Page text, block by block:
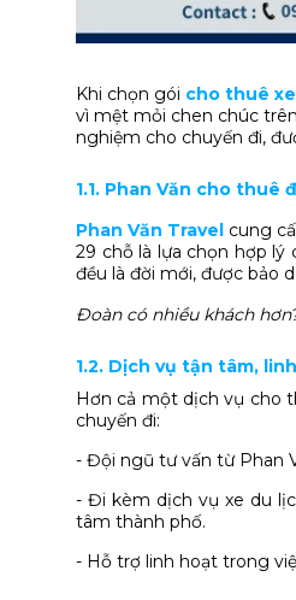
Khi chọn gói cho thuê xe
vì mệt mỏi chen chúc
nghiệm cho chuyến đi,
1.1. Phan Văn cho
Phan Văn Travel cung
29 chỗ là lựa chọn hợp lý
đều là đời mới, được bảo
Đoàn có nhiều khách
1.2. Dịch vụ tận tâm,
Hơn cả một dịch vụ cho
chuyến đi:
- Đội ngũ tư vấn từ Phan
- Đi kèm dịch vụ xe du
tâm thành phố.
- Hỗ trợ linh hoạt trong